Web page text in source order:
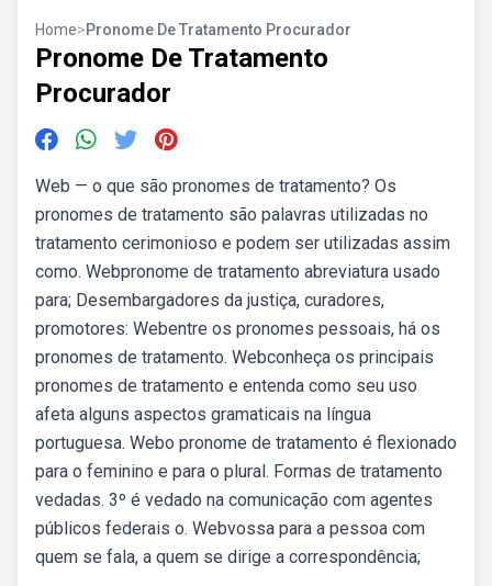
Home>Pronome De Tratamento Procurador
Pronome De Tratamento
Procurador
Web — o que são pronomes de tratamento? Os
pronomes de tratamento são palavras utilizadas no
tratamento cerimonioso e podem ser utilizadas assim
como. Webpronome de tratamento abreviatura usado
para; Desembargadores da justiça, curadores,
promotores: Webentre os pronomes pessoais, há os
pronomes de tratamento. Webconheça os principais
pronomes de tratamento e entenda como seu uso
afeta alguns aspectos gramaticais na língua
portuguesa. Webo pronome de tratamento é flexionado
para o feminino e para o plural. Formas de tratamento
vedadas. 3º é vedado na comunicação com agentes
públicos federais o. Webvossa para a pessoa com
quem se fala, a quem se dirige a correspondência;